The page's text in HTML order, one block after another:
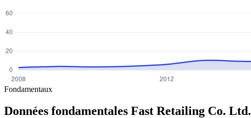
Fondamentaux
Données fondamentales Fast Retailing Co. Ltd.